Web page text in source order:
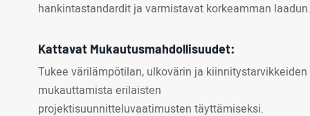
hankintastandardit ja varmistavat korkeamman
Kattavat Mukautusmahdollisuudet:
Tukee värilämpötilan, ulkovärin ja kiinnitystarvikkeiden
mukauttamista erilaisten
projektisuunnitteluvaatimusten täyttämiseksi.